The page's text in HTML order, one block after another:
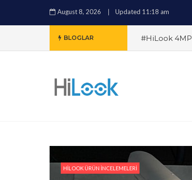
August 8, 2026 Updated 11:18 am
BLOGLAR #HiLook
HiLook NVR
HILOOK ÜRÜN İNCELEMELERI